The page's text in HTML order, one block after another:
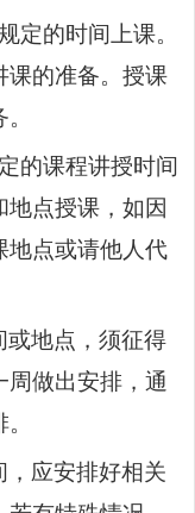
定的时间上课。
课的准备。授课
的课程讲授时间
点授课，如因
地点或请他人代
或地点，须征得
周做出安排，通
，应安排好相关